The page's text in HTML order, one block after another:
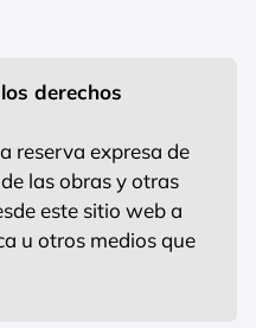
derechos
reserva expresa de
las obras y otras
este sitio web a
u otros medios que